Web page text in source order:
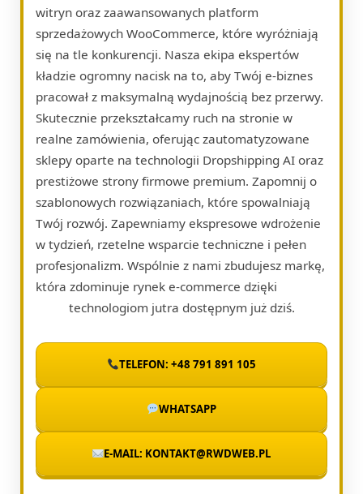
witryn oraz zaawansowanych platform
sprzedażowych WooCommerce, które wyróżniają
się na tle konkurencji. Nasza ekipa ekspertów
kładzie ogromny nacisk na to, aby Twój e-biznes
pracował z maksymalną wydajnością bez przerwy.
Skutecznie przekształcamy ruch na stronie w
realne zamówienia, oferując zautomatyzowane
sklepy oparte na technologii Dropshipping AI oraz
prestiżowe strony firmowe premium. Zapomnij o
szablonowych rozwiązaniach, które spowalniają
Twój rozwój. Zapewniamy ekspresowe wdrożenie
w tydzień, rzetelne wsparcie techniczne i pełen
profesjonalizm. Wspólnie z nami zbudujesz markę,
która zdominuje rynek e-commerce dzięki
technologiom jutra dostępnym już dziś.
TELEFON: +48 791 891 105
WHATSAPP
E-MAIL: KONTAKT@RWDWEB.PL